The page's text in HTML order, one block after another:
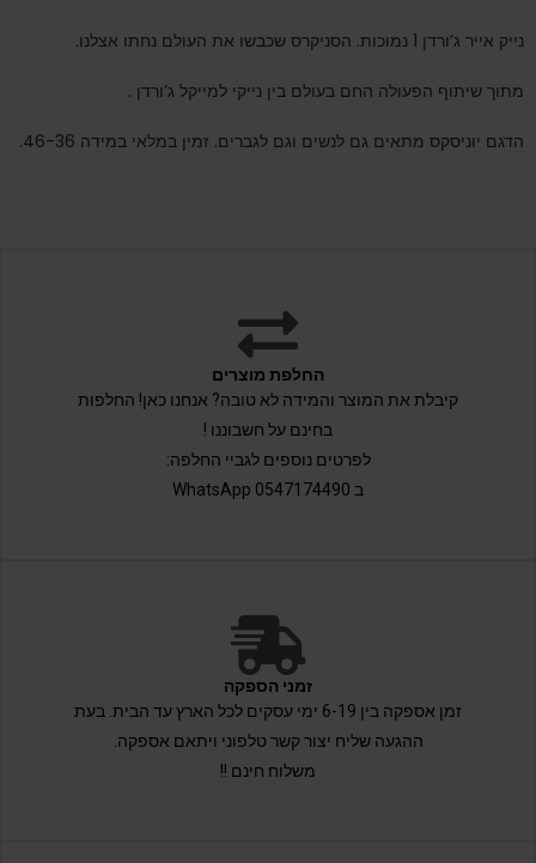
נייק אייר ג’ורדן 1 נמוכות. הסניקרס שכבשו את העולם נחתו אצלנו.
מתוך שיתוף הפעולה החם בעולם בין נייקי למייקל ג’ורדן .
הדגם יוניסקס מתאים גם לנשים וגם לגברים. זמין במלאי במידה 46-36.
החלפת מוצרים
קיבלת את המוצר והמידה לא טובה? אנחנו כאן! החלפות
בחינם על חשבוננו !
לפרטים נוספים לגביי החלפה:
ב 0547174490 WhatsApp
זמני הספקה
זמן אספקה בין 6-19 ימי עסקים לכל הארץ עד הבית. בעת
ההגעה שליח יצור קשר טלפוני ויתאם אספקה.
משלוח חינם !!